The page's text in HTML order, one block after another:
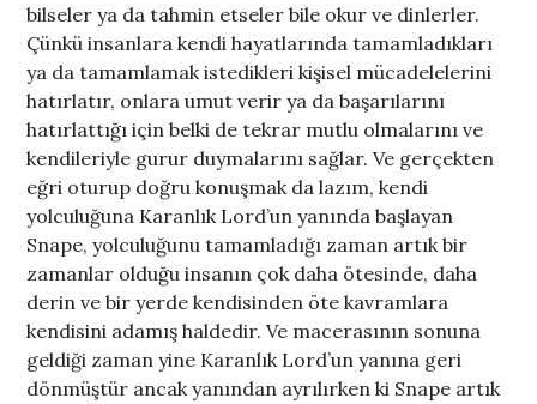
bilseler ya da tahmin etseler bile okur ve dinlerler.
Çünkü insanlara kendi hayatlarında tamamladıkları
ya da tamamlamak istedikleri kişisel mücadelelerini
hatırlatır, onlara umut verir ya da başarılarını
hatırlattığı için belki de tekrar mutlu olmalarını ve
kendileriyle gurur duymalarını sağlar. Ve gerçekten
eğri oturup doğru konuşmak da lazım, kendi
yolculuğuna Karanlık Lord’un yanında başlayan
Snape, yolculuğunu tamamladığı zaman artık bir
zamanlar olduğu insanın çok daha ötesinde, daha
derin ve bir yerde kendisinden öte kavramlara
kendisini adamış haldedir. Ve macerasının sonuna
geldiği zaman yine Karanlık Lord’un yanına geri
dönmüştür ancak yanından ayrılırken ki Snape artık